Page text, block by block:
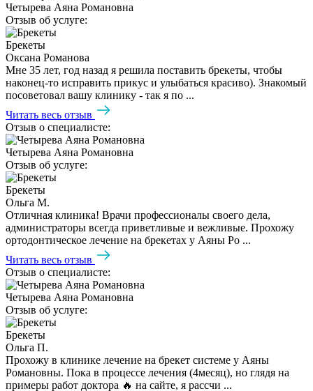
Четырева Аяна Романовна
Отзыв об услуге:
Брекеты
Оксана Романова
Мне 35 лет, год назад я решила поставить брекеты, чтобы
наконец-то исправить прикус и улыбаться красиво). Знакомый
посоветовал вашу клинику - так я по ...
Читать весь отзыв
Отзыв о специалисте:
Четырева Аяна Романовна
Отзыв об услуге:
Брекеты
Ольга М.
Отличная клиника! Врачи профессионалы своего дела,
администраторы всегда приветливые и вежливые. Прохожу
ортодонтическое лечение на брекетах у Аяны Ро ...
Читать весь отзыв
Отзыв о специалисте:
Четырева Аяна Романовна
Отзыв об услуге:
Брекеты
Ольга П.
Прохожу в клинике лечение на брекет системе у Аяны
Романовны. Пока в процессе лечения (4месяц), но глядя на
примеры работ доктора 🔥 на сайте, я рассчи ...